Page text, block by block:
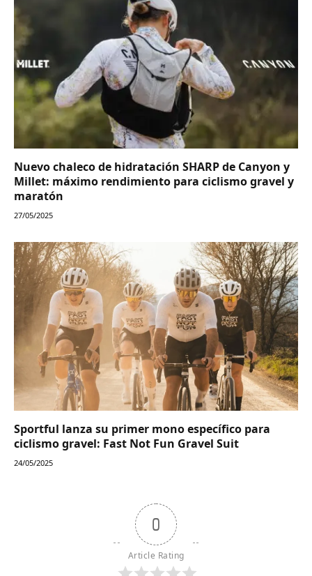
Nuevo chaleco de hidratación SHARP de Canyon y
Millet: máximo rendimiento para ciclismo gravel y
maratón
27/05/2025
Sportful lanza su primer mono específico para
ciclismo gravel: Fast Not Fun Gravel Suit
24/05/2025
0
Article Rating